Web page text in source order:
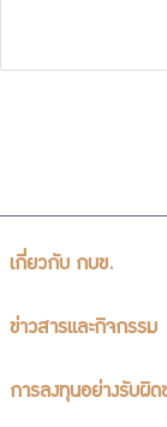
เกี่ยวกับ กบข.
ข่าวสารและกิจกรรม
การลงทุนอย่างรับผิด